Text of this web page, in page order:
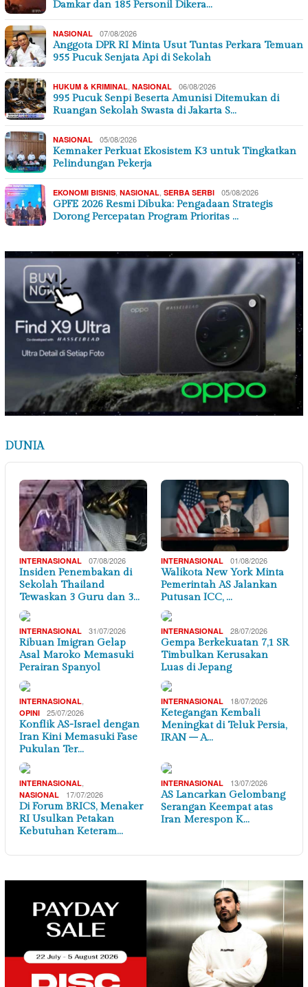
Damkar dan 185 Personil Dikera…
NASIONAL 07/08/2026
Anggota DPR RI Minta Usut Tuntas Perkara Temuan
955 Pucuk Senjata Api di Sekolah
HUKUM & KRIMINAL NASIONAL 06/08/2026
995 Pucuk Senpi Beserta Amunisi Ditemukan di
Ruangan Sekolah Swasta di Jakarta S…
NASIONAL 05/08/2026
Kemnaker Perkuat Ekosistem K3 untuk Tingkatkan
Pelindungan Pekerja
EKONOMI BISNIS NASIONAL SERBA SERBI 05/08/2026
GPFE 2026 Resmi Dibuka: Pengadaan Strategis
Dorong Percepatan Program Prioritas …
DUNIA
INTERNASIONAL 07/08/2026
Insiden Penembakan di
Sekolah Thailand
Tewaskan 3 Guru dan 3…
INTERNASIONAL 01/08/2026
Walikota New York Minta
Pemerintah AS Jalankan
Putusan ICC, …
INTERNASIONAL 31/07/2026
Ribuan Imigran Gelap
Asal Maroko Memasuki
Perairan Spanyol
INTERNASIONAL 28/07/2026
Gempa Berkekuatan 7,1 SR
Timbulkan Kerusakan
Luas di Jepang
INTERNASIONAL
OPINI 25/07/2026
Konflik AS-Israel dengan
Iran Kini Memasuki Fase
Pukulan Ter…
INTERNASIONAL 18/07/2026
Ketegangan Kembali
Meningkat di Teluk Persia,
IRAN – A…
INTERNASIONAL
NASIONAL 17/07/2026
Di Forum BRICS, Menaker
RI Usulkan Petakan
Kebutuhan Keteram…
INTERNASIONAL 13/07/2026
AS Lancarkan Gelombang
Serangan Keempat atas
Iran Merespon K…